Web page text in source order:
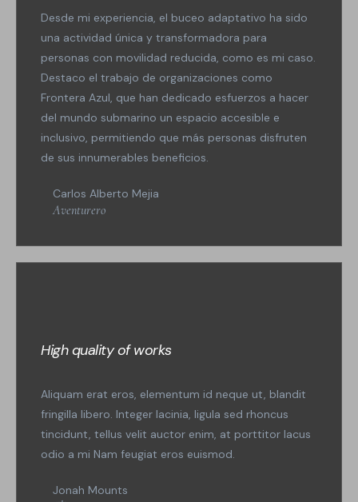
Desde mi experiencia, el buceo adaptativo ha sido
una actividad única y transformadora para
personas con movilidad reducida, como es mi caso.
Destaco el trabajo de organizaciones como
Frontera Azul, que han dedicado esfuerzos a hacer
del mundo submarino un espacio accesible e
inclusivo, permitiendo que más personas disfruten
de sus innumerables beneficios.
Carlos Alberto Mejia
Aventurero
High quality of works
Aliquam erat eros, elementum id neque ut, blandit
fringilla libero. Integer lacinia, ligula sed rhoncus
tincidunt, tellus velit auctor enim, at porttitor lacus
odio a mi Nam feugiat eros euismod.
Jonah Mounts